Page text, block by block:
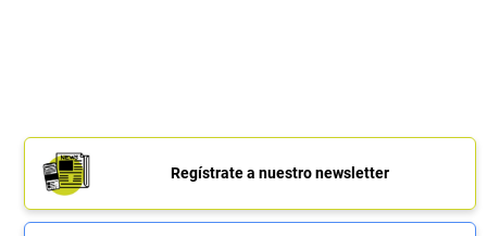
Regístrate a nuestro newsletter